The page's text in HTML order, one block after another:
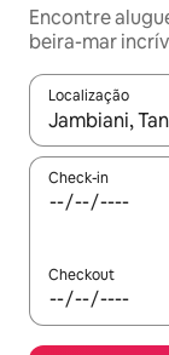
Encontre
beira-mar
Localização
Quando os
Check-in
Checkout